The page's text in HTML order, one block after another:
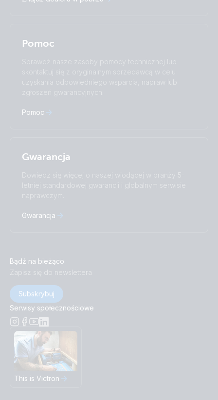
Suomalainen
Русский
Українська
中國人
Subscribe
Pomoc
Sprawdź nasze zasoby pomocy technicznej lub
skontaktuj się z oryginalnym sprzedawcą w celu
uzyskania odpowiedniego wsparcia, napraw lub
zgłoszeń gwarancyjnych.
Pomoc
Gwarancja
Dowiedz się więcej o naszej wiodącej w branży 5-
letniej standardowej gwarancji i globalnym serwisie
naprawczym.
Gwarancja
Bądź na bieżąco
Zapisz się do newslettera
Subskrybuj
Serwisy społecznościowe
This is Victron